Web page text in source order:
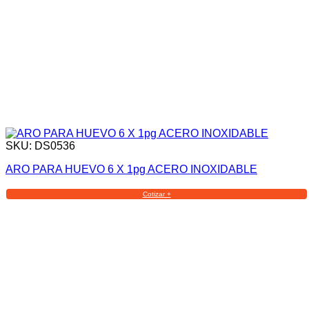
SKU: DS0536
ARO PARA HUEVO 6 X 1pg ACERO INOXIDABLE
Cotizar +